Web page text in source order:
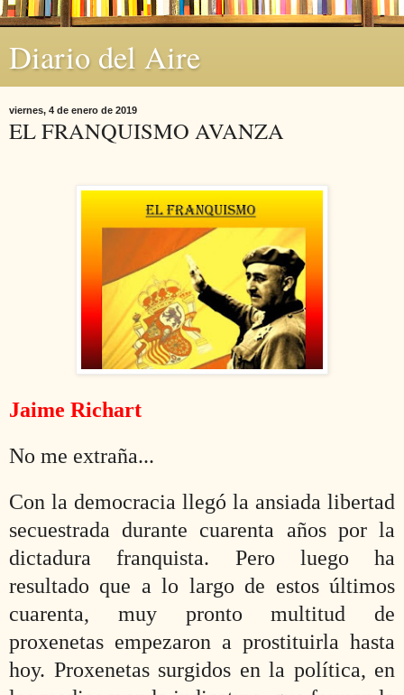
Diario del Aire
viernes, 4 de enero de 2019
EL FRANQUISMO AVANZA
Jaime Richart
No me extraña...
Con la democracia llegó la ansiada libertad
secuestrada durante cuarenta años por la
dictadura franquista. Pero luego ha
resultado que a lo largo de estos últimos
cuarenta, muy pronto multitud de
proxenetas empezaron a prostituirla hasta
hoy. Proxenetas surgidos en la política, en